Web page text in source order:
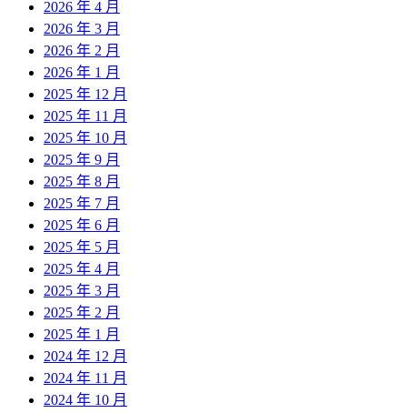
2026 年 4 月
2026 年 3 月
2026 年 2 月
2026 年 1 月
2025 年 12 月
2025 年 11 月
2025 年 10 月
2025 年 9 月
2025 年 8 月
2025 年 7 月
2025 年 6 月
2025 年 5 月
2025 年 4 月
2025 年 3 月
2025 年 2 月
2025 年 1 月
2024 年 12 月
2024 年 11 月
2024 年 10 月